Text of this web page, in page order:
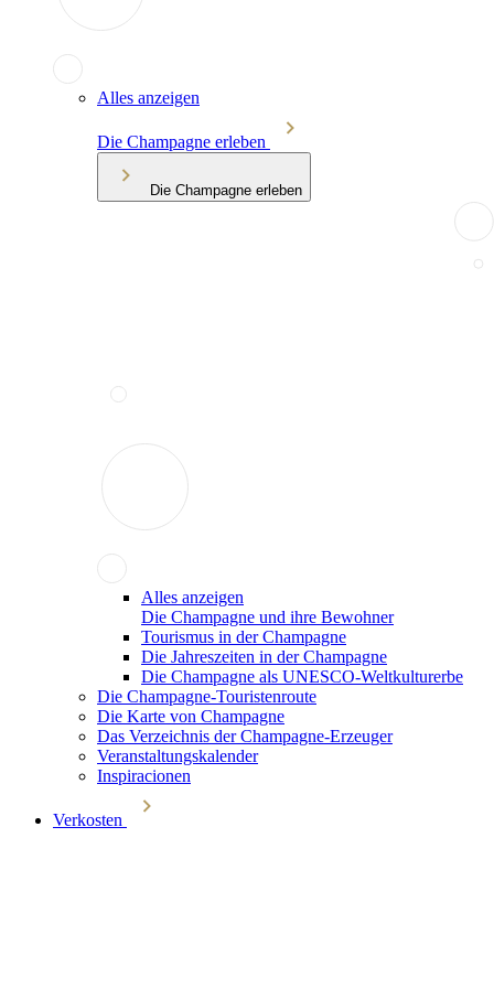
Alles anzeigen
Die Champagne erleben
Die Champagne erleben
Alles anzeigen
Die Champagne und ihre Bewohner
Tourismus in der Champagne
Die Jahreszeiten in der Champagne
Die Champagne als UNESCO-Weltkulturerbe
Die Champagne-Touristenroute
Die Karte von Champagne
Das Verzeichnis der Champagne-Erzeuger
Veranstaltungskalender
Inspiracionen
Verkosten